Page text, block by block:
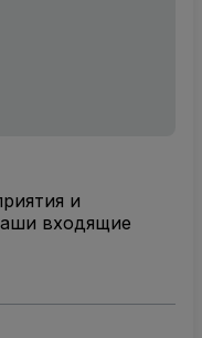
и
входящие